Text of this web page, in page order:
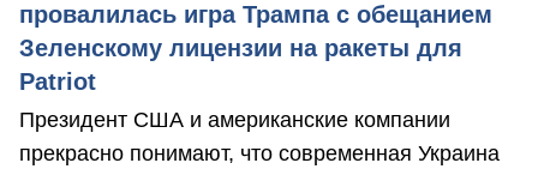
провалилась игра Трампа с обещанием
Зеленскому лицензии на ракеты для
Patriot
Президент США и американские компании
прекрасно понимают, что современная Украина